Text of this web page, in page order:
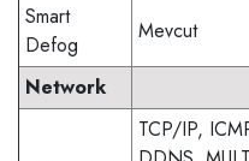
Smart
Defog
Mevcut
Network
TCP/IP,